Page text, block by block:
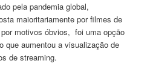
pela pandemia global,
maioritariamente por filmes de
motivos óbvios, foi uma opção
que aumentou a visualização de
de streaming.